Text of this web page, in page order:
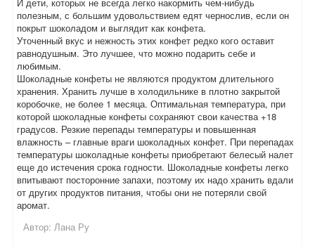
полезным, с большим удовольствием едят чернослив, если он
покрыт шоколадом и выглядит как конфета.
Уточенный вкус и нежность этих конфет редко кого оставит
равнодушным. Это лучшее, что можно подарить себе и
любимым.
Шоколадные конфеты не являются продуктом длительного
хранения. Хранить лучше в холодильнике в плотно закрытой
коробочке, не более 1 месяца. Оптимальная температура, при
которой шоколадные конфеты сохраняют свои качества +18
градусов. Резкие перепады температуры и повышенная
влажность – главные враги шоколадных конфет. При перепадах
температуры шоколадные конфеты приобретают белесый налет
еще до истечения срока годности. Шоколадные конфеты легко
впитывают посторонние запахи, поэтому их надо хранить вдали
от других продуктов питания, чтобы они не потеряли свой
аромат.
Автор: Лана Ру